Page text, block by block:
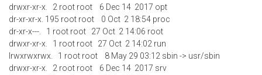
drwxr-xr-x. 2 root root 6 Dec 14 2017 opt
dr-xr-xr-x. 195 root root 0 Oct 2 18:54 proc
dr-xr-x---. 1 root root 27 Oct 2 14:06 root
drwxr-xr-x. 1 root root 27 Oct 2 14:02 run
lrwxrwxrwx. 1 root root 8 May 29 03:12 sbin -> usr/sbin
drwxr-xr-x. 2 root root 6 Dec 14 2017 srv